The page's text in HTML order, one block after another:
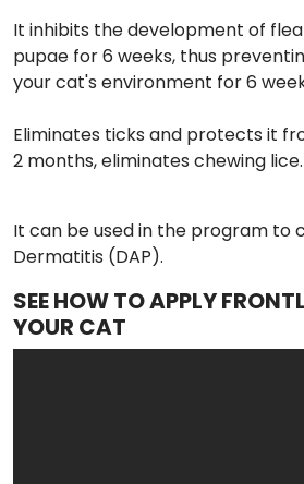
It inhibits the development of
pupae for 6 weeks, thus
your cat's environment for 6
Eliminates ticks and protects it
2 months, eliminates chewing lice.
It can be used in the program to
Dermatitis (DAP).
SEE HOW TO APPLY
YOUR CAT